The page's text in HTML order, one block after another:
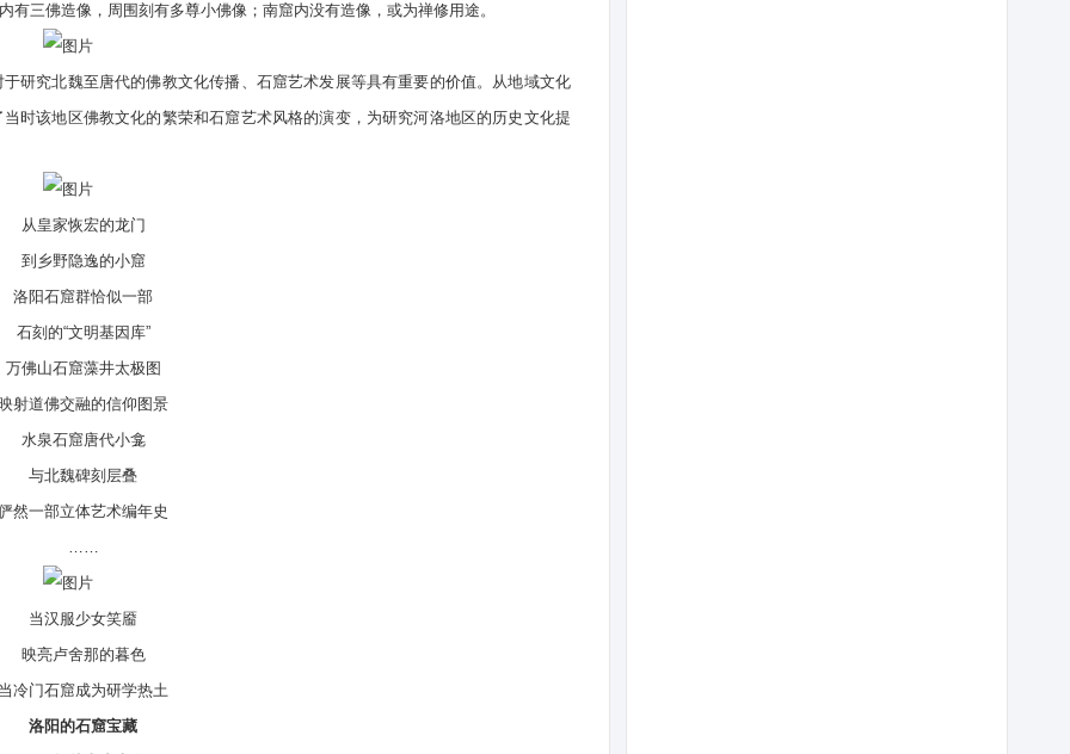
三佛造像，周围刻有多尊小佛像；南窟内没有造像，或为禅修用途。
究北魏至唐代的佛教文化传播、石窟艺术发展等具有重要的价值。从地域文化
时该地区佛教文化的繁荣和石窟艺术风格的演变，为研究河洛地区的历史文化提
从皇家恢宏的龙门
到乡野隐逸的小窟
阳石窟群恰似一部
刻的“文明基因库”
山石窟藻井太极图
道佛交融的信仰图景
水泉石窟唐代小龛
与北魏碑刻层叠
一部立体艺术编年史
……
当汉服少女笑靥
映亮卢舍那的暮色
门石窟成为研学热土
洛阳的石窟宝藏